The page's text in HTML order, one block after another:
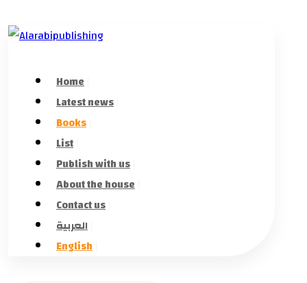
Home
Latest news
Books
List
Publish with us
About the house
Contact us
العربية
English